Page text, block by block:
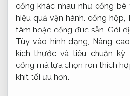
cống khác nhau như cống bê
hiệu quả vận hành. cống hộp,
tâm hoặc cống đúc sẵn. Gói
Tùy vào hình dạng, Nâng
kích thước và tiêu chuẩn kỹ
cống mà lựa chọn ron thích
khít tối ưu hơn.